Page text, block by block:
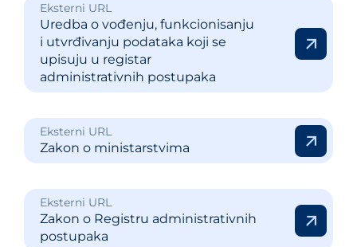
Eksterni URL
Uredba o vođenju, funkcionisanju
i utvrđivanju podataka koji se
upisuju u registar
administrativnih postupaka
Eksterni URL
Zakon o ministarstvima
Eksterni URL
Zakon o Registru administrativnih
postupaka